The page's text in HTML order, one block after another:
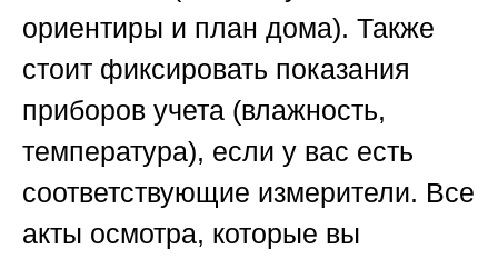
ориентиры и план дома). Также
стоит фиксировать показания
приборов учета (влажность,
температура), если у вас есть
соответствующие измерители. Все
акты осмотра, которые вы